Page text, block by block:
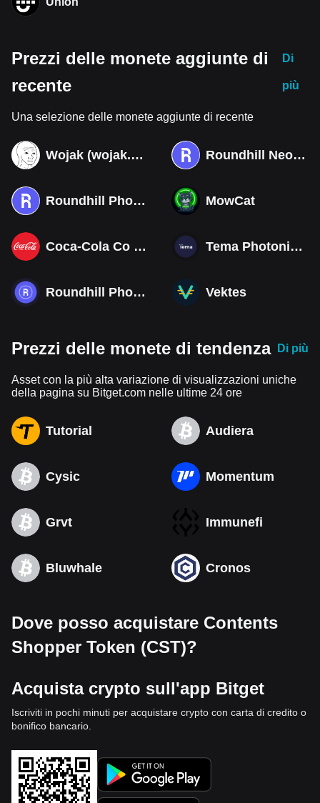
Prezzi delle monete aggiunte di
recente
Di
più
Una selezione delle monete aggiunte di recente
Wojak (wojak.art) Roundhill Neocloud ETF (Derivatives)
Roundhill Photonics & Optics ETF (Derivatives) MowCat
Coca-Cola Co (Derivatives) Tema Photonics & Optical ETF
Roundhill Photonics & Optics ETF Vektes
Prezzi delle monete di tendenza Di più
Asset con la più alta variazione di visualizzazioni uniche
della pagina su Bitget.com nelle ultime 24 ore
Tutorial Audiera
Cysic Momentum
Grvt Immunefi
Bluwhale Cronos
Dove posso acquistare Contents
Shopper Token (CST)?
Acquista crypto sull'app Bitget
Iscriviti in pochi minuti per acquistare crypto con carta di credito o
bonifico bancario.